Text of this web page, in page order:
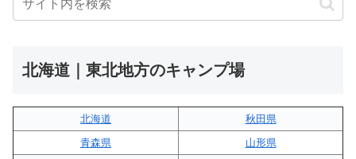
北海道｜東北地方のキャンプ場
北海道
秋田県
青森県
山形県